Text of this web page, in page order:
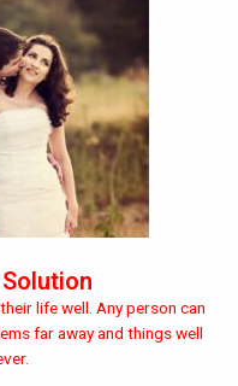
life well. Any person can
far away and things well